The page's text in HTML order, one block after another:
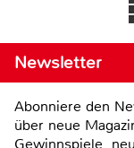
Newsletter
Abonniere den
über neue